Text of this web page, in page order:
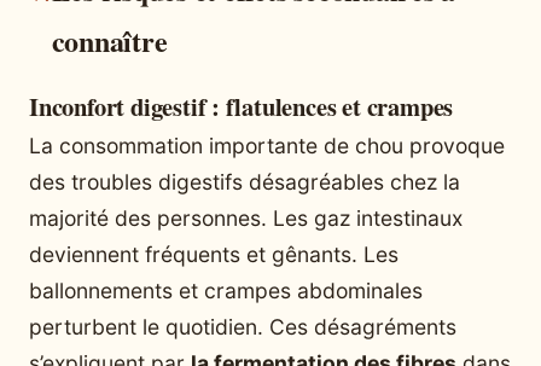
connaître
Inconfort digestif : flatulences et crampes
La consommation importante de chou provoque
des troubles digestifs désagréables chez la
majorité des personnes. Les gaz intestinaux
deviennent fréquents et gênants. Les
ballonnements et crampes abdominales
perturbent le quotidien. Ces désagréments